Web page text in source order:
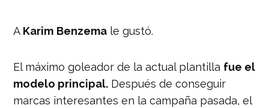
A Karim Benzema le gustó.
El máximo goleador de la actual plantilla fue el
modelo principal. Después de conseguir
marcas interesantes en la campaña pasada, el